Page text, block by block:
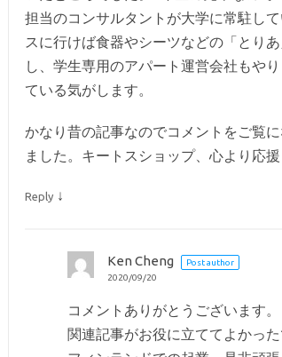
担当のコンサルタントが大学に常駐し
スに行けば食器やシーツなどの「とり
し、学生専用のアパート運営会社もや
ている気がします。
かなり昔の記事なのでコメントをご覧
ました。キートスショップ、心より応援
Reply ↓
Ken Cheng
Post author
2020/09/20
コメントありがとうございます。
関連記事がお役に立ててよかった